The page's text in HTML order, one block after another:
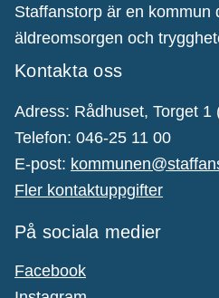
Staffanstorp är en kommun
äldreomsorgen och
Kontakta oss
Adress: Rådhuset, Torget 1
Telefon: 046-25 11 00
E-post:
Fler kontaktuppgifter
På sociala medier
Facebook